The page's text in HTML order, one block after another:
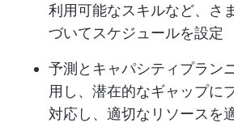
利用可能なスキルなど、さ
づいてスケジュールを設定
予測とキャパシティプラン
用し、潜在的なギャップに
対応し、適切なリソースを